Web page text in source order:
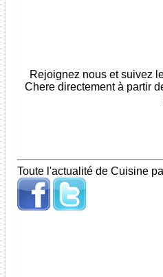
Rejoignez nous et suivez
Chere directement à partir
Toute l'actualité de Cuisine